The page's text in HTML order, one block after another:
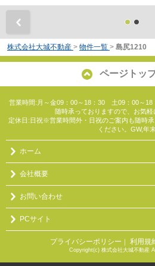
株式会社大城不動産 > 物件一覧 > 島尻1210
ページトッ
営業時間:月～金09：00～18：30 土09：00～
随時承っておりますので、お気軽
定休日:日祝※営業時間外・日祝のご案内も随時
ください。GW,年
ホーム
会社概要
お問い合わせ
PCサイト
プライバシーポリシー 利用規
Copyright(c) 株式会社大城不動産